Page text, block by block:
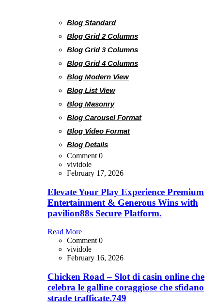
Blog Standard
Blog Grid 2 Columns
Blog Grid 3 Columns
Blog Grid 4 Columns
Blog Modern View
Blog List View
Blog Masonry
Blog Carousel Format
Blog Video Format
Blog Details
Comment 0
vividole
February 17, 2026
Elevate Your Play Experience Premium
Entertainment & Generous Wins with
pavilion88s Secure Platform.
Read More
Comment 0
vividole
February 16, 2026
Chicken Road – Slot di casin online che
celebra le galline coraggiose che sfidano
strade trafficate.749